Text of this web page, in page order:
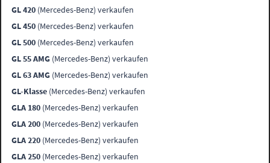
GL 420 (Mercedes-Benz) verkaufen
GL 450 (Mercedes-Benz) verkaufen
GL 500 (Mercedes-Benz) verkaufen
GL 55 AMG (Mercedes-Benz) verkaufen
GL 63 AMG (Mercedes-Benz) verkaufen
GL-Klasse (Mercedes-Benz) verkaufen
GLA 180 (Mercedes-Benz) verkaufen
GLA 200 (Mercedes-Benz) verkaufen
GLA 220 (Mercedes-Benz) verkaufen
GLA 250 (Mercedes-Benz) verkaufen